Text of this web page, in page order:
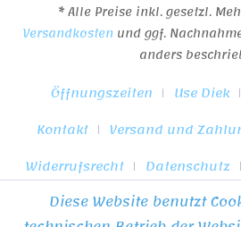
* Alle Preise inkl. gesetzl.
Versandkosten und ggf.
anders
Öffnungszeiten Use Diek
Kontakt
Versand und
Widerrufsrecht
Datenschutz
* Alle Preise inkl. gesetzl.
Diese Website benutzt